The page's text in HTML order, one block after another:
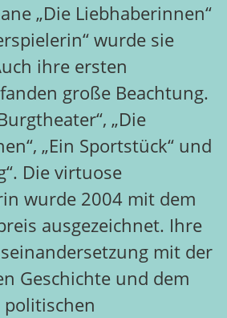
„Die Liebhaberinnen“
wurde sie
ihre ersten
große Beachtung.
„Die
„Ein Sportstück“ und
Die virtuose
wurde 2004 mit dem
ausgezeichnet. Ihre
mit der
Geschichte und dem